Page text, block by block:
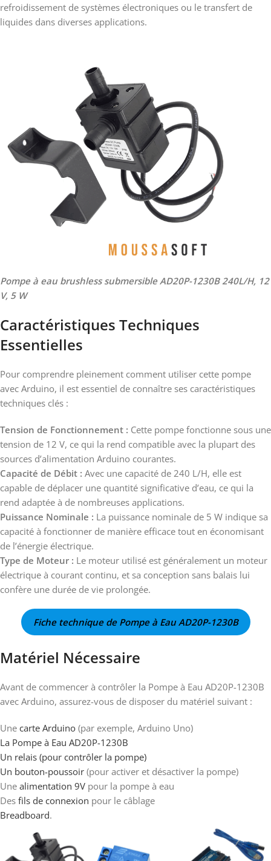
refroidissement de systèmes électroniques ou le transfert de
liquides dans diverses applications.
Pompe à eau brushless submersible AD20P-1230B 240L/H, 12
V, 5 W
Caractéristiques Techniques
Essentielles
Pour comprendre pleinement comment utiliser cette pompe
avec Arduino, il est essentiel de connaître ses caractéristiques
techniques clés :
Tension de Fonctionnement : Cette pompe fonctionne sous une
tension de 12 V, ce qui la rend compatible avec la plupart des
sources d’alimentation Arduino courantes.
Capacité de Débit : Avec une capacité de 240 L/H, elle est
capable de déplacer une quantité significative d’eau, ce qui la
rend adaptée à de nombreuses applications.
Puissance Nominale : La puissance nominale de 5 W indique sa
capacité à fonctionner de manière efficace tout en économisant
de l’énergie électrique.
Type de Moteur : Le moteur utilisé est généralement un moteur
électrique à courant continu, et sa conception sans balais lui
confère une durée de vie prolongée.
Fiche technique de Pompe à Eau AD20P-1230B
Matériel Nécessaire
Avant de commencer à contrôler la Pompe à Eau AD20P-1230B
avec Arduino, assurez-vous de disposer du matériel suivant :
Une carte Arduino (par exemple, Arduino Uno)
La Pompe à Eau AD20P-1230B
Un relais (pour contrôler la pompe)
Un bouton-poussoir (pour activer et désactiver la pompe)
Une alimentation 9V pour la pompe à eau
Des fils de connexion pour le câblage
Breadboard.